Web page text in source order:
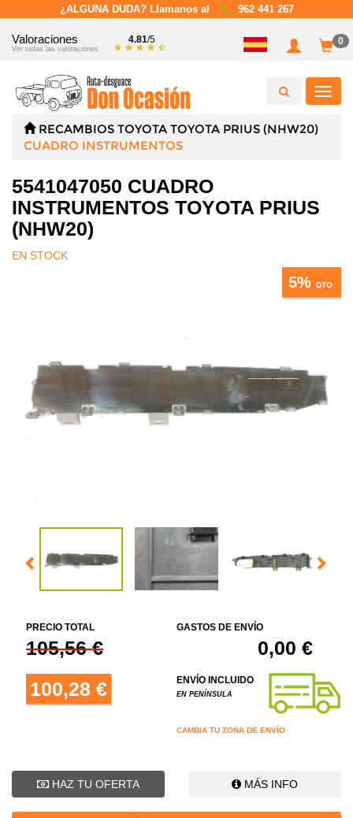
¿ALGUNA DUDA? Llamanos al 962 441 267
Valoraciones
Ver todas las valoraciones
4.81/5 0
RECAMBIOS TOYOTA TOYOTA PRIUS (NHW20)
CUADRO INSTRUMENTOS
5541047050 CUADRO
INSTRUMENTOS TOYOTA PRIUS
(NHW20)
EN STOCK
5% DTO.
PRECIO TOTAL
105,56 €
100,28 €
GASTOS DE ENVÍO
0,00 €
ENVÍO INCLUIDO
EN PENÍNSULA
CAMBIA TU ZONA DE ENVÍO
HAZ TU OFERTA MÁS INFO